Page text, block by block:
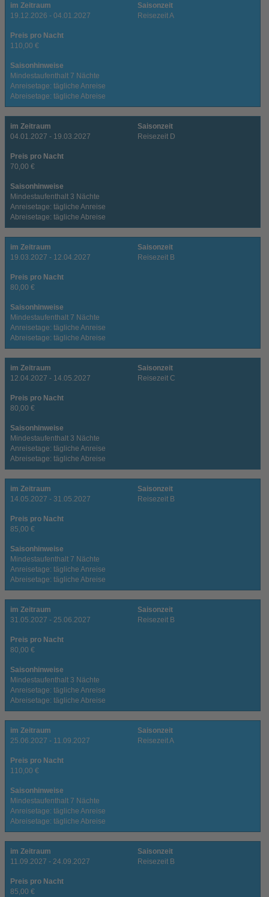
im Zeitraum
19.12.2026 - 04.01.2027
Saisonzeit
Reisezeit A
Preis pro Nacht
110,00 €
Saisonhinweise
Mindestaufenthalt 7 Nächte
Anreisetage: tägliche Anreise
Abreisetage: tägliche Abreise
im Zeitraum
04.01.2027 - 19.03.2027
Saisonzeit
Reisezeit D
Preis pro Nacht
70,00 €
Saisonhinweise
Mindestaufenthalt 3 Nächte
Anreisetage: tägliche Anreise
Abreisetage: tägliche Abreise
im Zeitraum
19.03.2027 - 12.04.2027
Saisonzeit
Reisezeit B
Preis pro Nacht
80,00 €
Saisonhinweise
Mindestaufenthalt 7 Nächte
Anreisetage: tägliche Anreise
Abreisetage: tägliche Abreise
im Zeitraum
12.04.2027 - 14.05.2027
Saisonzeit
Reisezeit C
Preis pro Nacht
80,00 €
Saisonhinweise
Mindestaufenthalt 3 Nächte
Anreisetage: tägliche Anreise
Abreisetage: tägliche Abreise
im Zeitraum
14.05.2027 - 31.05.2027
Saisonzeit
Reisezeit B
Preis pro Nacht
85,00 €
Saisonhinweise
Mindestaufenthalt 7 Nächte
Anreisetage: tägliche Anreise
Abreisetage: tägliche Abreise
im Zeitraum
31.05.2027 - 25.06.2027
Saisonzeit
Reisezeit B
Preis pro Nacht
80,00 €
Saisonhinweise
Mindestaufenthalt 3 Nächte
Anreisetage: tägliche Anreise
Abreisetage: tägliche Abreise
im Zeitraum
25.06.2027 - 11.09.2027
Saisonzeit
Reisezeit A
Preis pro Nacht
110,00 €
Saisonhinweise
Mindestaufenthalt 7 Nächte
Anreisetage: tägliche Anreise
Abreisetage: tägliche Abreise
im Zeitraum
11.09.2027 - 24.09.2027
Saisonzeit
Reisezeit B
Preis pro Nacht
85,00 €